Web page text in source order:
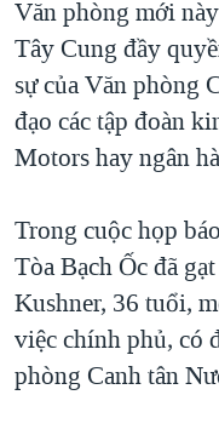
Văn phòng mới
Tây Cung đầy
sự của Văn phòng
đạo các tập đoàn
Motors hay ngân
Trong cuộc họp
Tòa Bạch Ốc đã
Kushner, 36 tuổi,
việc chính phủ, có
phòng Canh tân